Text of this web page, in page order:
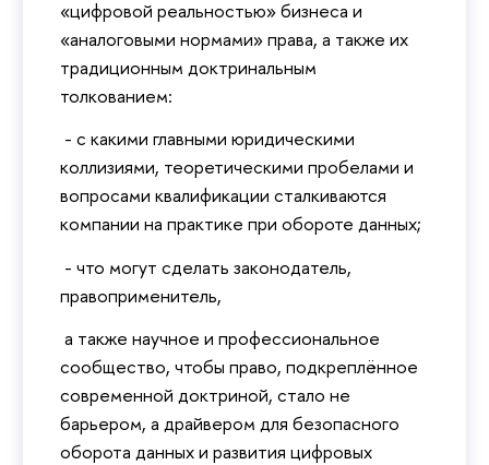
«цифровой реальностью» бизнеса и
«аналоговыми нормами» права, а также их
традиционным доктринальным
толкованием:
- с какими главными юридическими
коллизиями, теоретическими пробелами и
вопросами квалификации сталкиваются
компании на практике при обороте данных;
- что могут сделать законодатель,
правоприменитель,
а также научное и профессиональное
сообщество, чтобы право, подкреплённое
современной доктриной, стало не
барьером, а драйвером для безопасного
оборота данных и развития цифровых